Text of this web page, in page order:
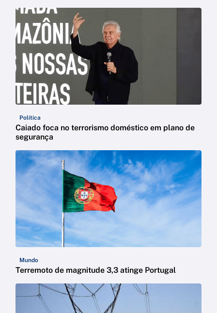
Política
Caiado foca no terrorismo doméstico em plano de
segurança
Mundo
Terremoto de magnitude 3,3 atinge Portugal